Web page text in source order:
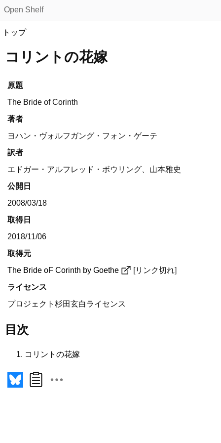
Open Shelf
トップ
コリントの花嫁
原題
The Bride of Corinth
著者
ヨハン・ヴォルフガング・フォン・ゲーテ
訳者
エドガー・アルフレッド・ボウリング、山本雅史
公開日
2008/03/18
取得日
2018/11/06
取得元
The Bride oF Corinth by Goethe
[リンク切れ]
ライセンス
プロジェクト杉田玄白ライセンス
目次
コリントの花嫁